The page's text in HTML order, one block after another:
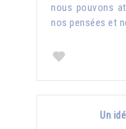
nous pouvons
nos pensées et
Un